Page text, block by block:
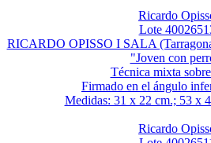
Ricardo
Lote
RICARDO OPISSO I SALA
"Joven con
Técnica mixta
Firmado en el ángulo
Medidas: 31 x 22 cm.; 53 x
Ricardo